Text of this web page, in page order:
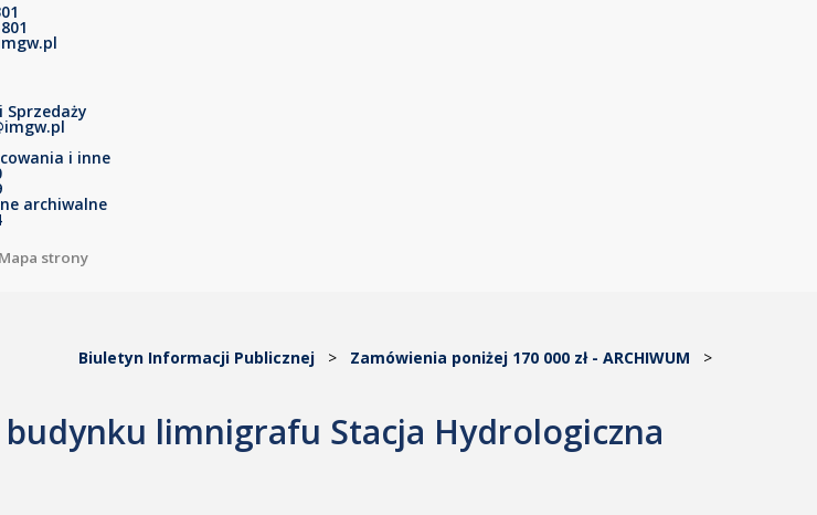
Sprzedaży
i inne
archiwalne
Mapa strony
Biuletyn Informacji Publicznej > Zamówienia poniżej 170 000 zł - ARCHIWUM >
limnigrafu Stacja Hydrologiczna